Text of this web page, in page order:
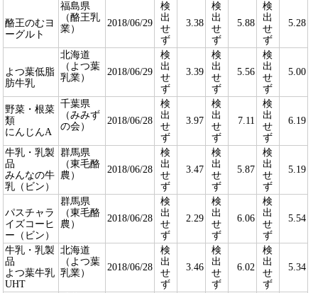
酪王のむヨ
ーグルト
福島県
（酪王乳
業）
2018/06/29
検
出
せ
ず
3.38
検
出
せ
ず
5.88
検
出
せ
ず
5.28
よつ葉低脂
肪牛乳
北海道
（よつ葉
乳業）
2018/06/29
検
出
せ
ず
3.39
検
出
せ
ず
5.56
検
出
せ
ず
5.00
野菜・根菜
類
にんじんA
千葉県
（みみず
の会）
2018/06/28
検
出
せ
ず
3.97
検
出
せ
ず
7.11
検
出
せ
ず
6.19
牛乳・乳製
品
みんなの牛
乳（ビン）
群馬県
（東毛酪
農）
2018/06/28
検
出
せ
ず
3.47
検
出
せ
ず
5.87
検
出
せ
ず
5.19
パスチャラ
イズコーヒ
ー（ビン）
群馬県
（東毛酪
農）
2018/06/28
検
出
せ
ず
2.29
検
出
せ
ず
6.06
検
出
せ
ず
5.54
牛乳・乳製
品
よつ葉牛乳
UHT
北海道
（よつ葉
乳業）
2018/06/28
検
出
せ
ず
3.46
検
出
せ
ず
6.02
検
出
せ
ず
5.34